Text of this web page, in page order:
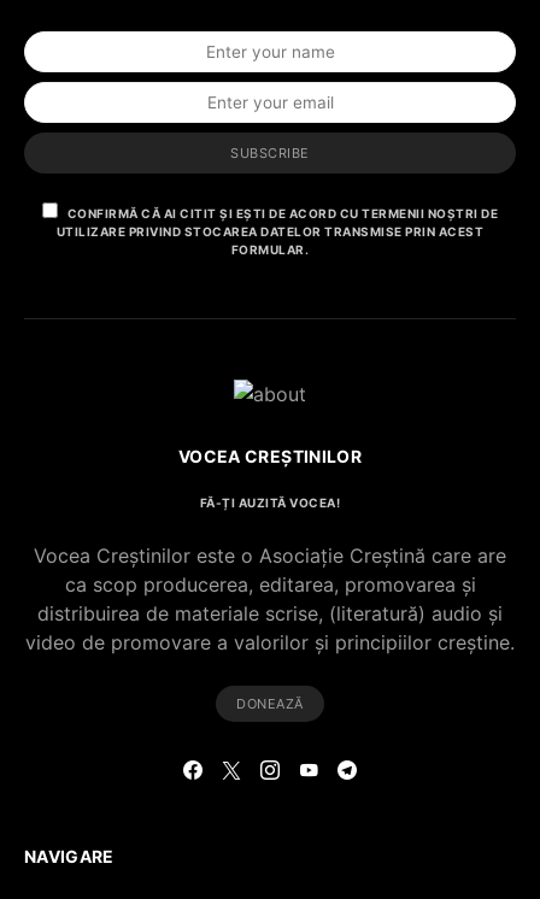
SUBSCRIBE
CONFIRMĂ CĂ AI CITIT ȘI EȘTI DE ACORD CU TERMENII NOȘTRI DE
UTILIZARE PRIVIND STOCAREA DATELOR TRANSMISE PRIN ACEST
FORMULAR.
VOCEA CREȘTINILOR
FĂ-ȚI AUZITĂ VOCEA!
Vocea Creștinilor este o Asociație Creștină care are
ca scop producerea, editarea, promovarea și
distribuirea de materiale scrise, (literatură) audio și
video de promovare a valorilor și principiilor creștine.
DONEAZĂ
NAVIGARE